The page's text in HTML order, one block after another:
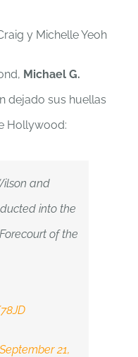
y Michelle Yeoh
Michael G.
dejado sus huellas
Hollywood:
and
into the
of the
September 21,